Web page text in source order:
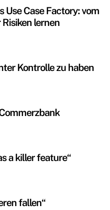
Case Factory: vom
lernen
Kontrolle zu haben
a killer feature“
fallen“